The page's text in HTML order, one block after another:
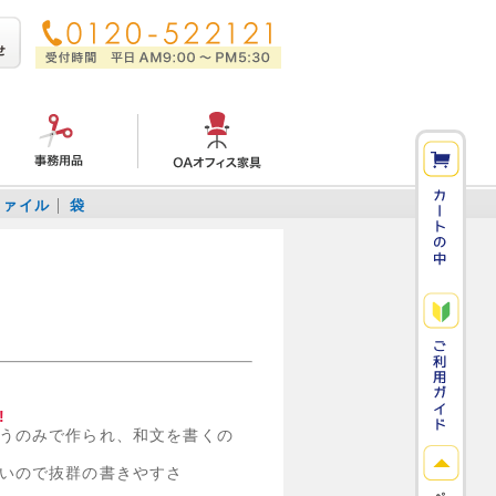
イル 袋
のみで作られ、和文を書くの
ので抜群の書きやすさ